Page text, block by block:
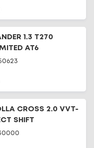
1.3 T270
AT6
CROSS 2.0 VVT-
SHIFT